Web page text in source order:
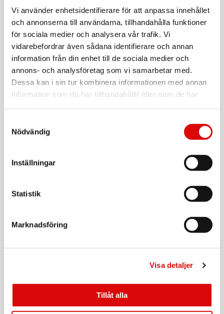
Vi använder enhetsidentifierare för att anpassa innehållet
och annonserna till användarna, tillhandahålla funktioner
för sociala medier och analysera vår trafik. Vi
vidarebefordrar även sådana identifierare och annan
information från din enhet till de sociala medier och
annons- och analysföretag som vi samarbetar med.
Dessa kan i sin tur kombinera informationen med annan
information som du har tillhandahållit eller som de har
Nödvändig
Inställningar
Statistik
Marknadsföring
Visa detaljer
Tillåt alla
Bakmaskin SD-YR2550SXE Gluten fritt XL Degar
Art nr:
A14340
SD-YR2550SXE
Rek: 2 995,00 kr
PANASONIC
7-i-1 Multitrimset ER-GY10CM50
Art nr:
Rek: 199,00 kr
Rek: 499,00 kr
NYHET
PANASONIC
Trimmer Hår/Skägg/Kropp GB80
Art nr: